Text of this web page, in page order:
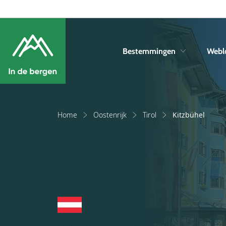
Bestemmingen
Home Oostenrijk Tirol Kitzbühel